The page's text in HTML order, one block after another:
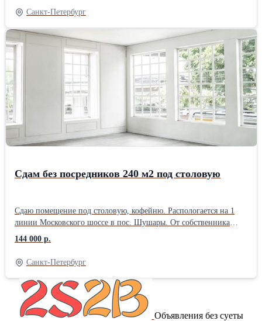
стеклопакеты, готовая отделка, коммуникации. Охрана на
территории и сигнализация, доступ безлимитный
Санкт-Петербург
Сдам без посредников 240 м2 под столовую
Сдаю помещение под столовую, кофейню. Распологается на 1
линии Московского шоссе в пос. Шушары. От собственника
аренда напрямую, без залога и комиссии. Площадь 240 м2. Есть
летняя терраса. Все готово к работе и подключены все
коммуникации, а также сигнализация, видеонаблюдение,
охрана. Доступ круглосуточный. Звоните, организую просмотр
144 000 р.
Санкт-Петербург
Объявления без суеты